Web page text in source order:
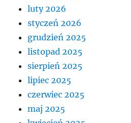
luty 2026
styczeń 2026
grudzień 2025
listopad 2025
sierpień 2025
lipiec 2025
czerwiec 2025
maj 2025